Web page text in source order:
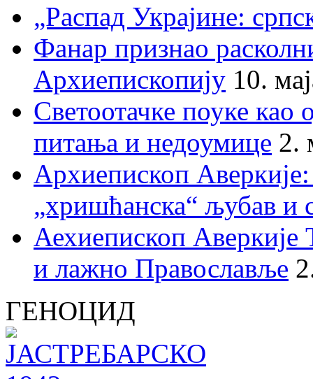
„Распад Украјине:
Фанар признао
Архиепископију 10.
Светоотачке поуке као
питања и недоумице 2.
Архиепископ
„хришћанска“ љубав и
Аехиепископ
и лажно Православље
ГЕНОЦИД